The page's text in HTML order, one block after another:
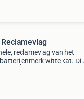
reclamevlag van het
witte kat. Dit